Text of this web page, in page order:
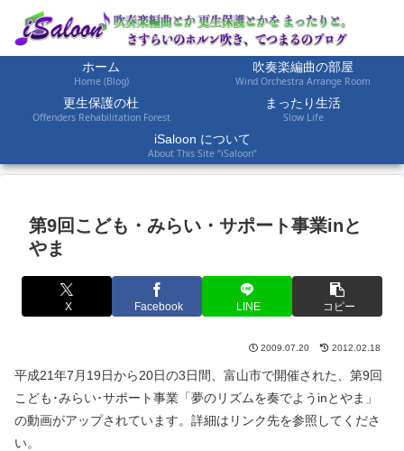
ホーム
Home (Blog)
吹奏楽編曲の部屋
Wind Orchestra Arrange Room
更生保護の杜
Offenders Rehabilitation Forest
まったり生活
Slow Life
iSaloon について
About This Site “iSaloon”
第9回こども・みらい・サポート事業inと
やま
X Facebook LINE コピー
2009.07.20 2012.02.18
平成21年7月19日から20日の3日間、富山市で開催された、第9回
こども･みらい･サポート事業「夢のリズムを奏でようinとやま」
の動画がアップされています。詳細はリンク先を参照してくださ
い。